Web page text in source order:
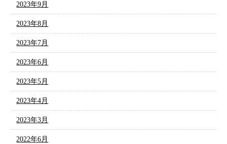
2023年9月
2023年8月
2023年7月
2023年6月
2023年5月
2023年4月
2023年3月
2022年6月